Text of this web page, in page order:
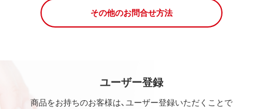
その他のお問合せ方法
ユーザー登録
商品をお持ちのお客様は、ユーザー登録いただくことで